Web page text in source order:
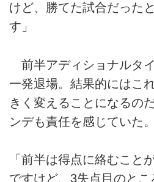
けど、勝てた試合だった
す」
前半アディショナルタ
一発退場。結果的にはこ
きく変えることになるの
ンデも責任を感じていた。
「前半は得点に絡むこと
ですけど、3失点目のと